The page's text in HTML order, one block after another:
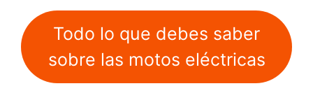
Todo lo que debes saber
sobre las motos eléctricas